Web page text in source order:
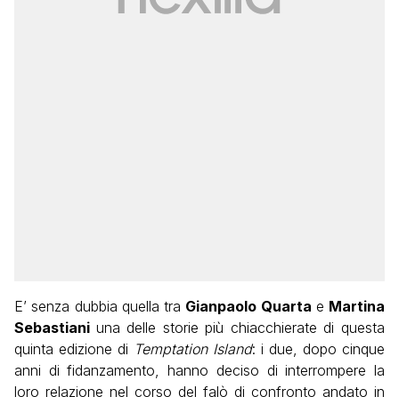
E’ senza dubbia quella tra Gianpaolo Quarta e Martina
Sebastiani una delle storie più chiacchierate di questa
quinta edizione di Temptation Island: i due, dopo cinque
anni di fidanzamento, hanno deciso di interrompere la
loro relazione nel corso del falò di confronto andato in